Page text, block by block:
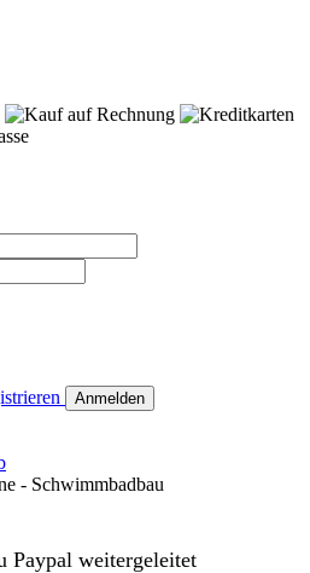
Anmelden
Paypal weitergeleitet